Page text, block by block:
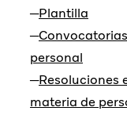
Plantilla
personal
Resoluciones
materia de